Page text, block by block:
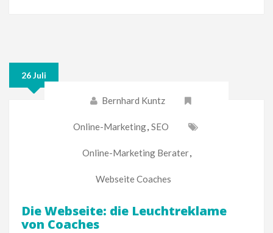
26 Juli
Bernhard Kuntz
Online-Marketing, SEO
Online-Marketing Berater,
Webseite Coaches
Die Webseite: die Leuchtreklame
von Coaches